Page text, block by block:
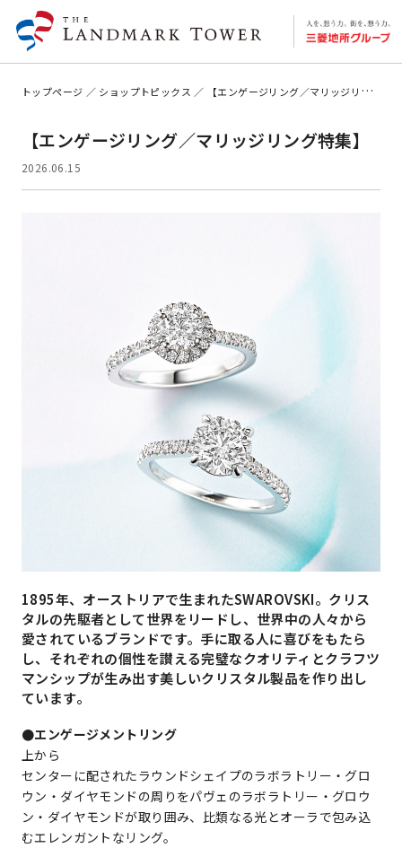
トップページ ショップトピックス 【エンゲージリング／マリッジリング特集】
【エンゲージリング／マリッジリング特集】
2026.06.15
1895年、オーストリアで生まれたSWAROVSKI。クリス
タルの先駆者として世界をリードし、世界中の人々から
愛されているブランドです。手に取る人に喜びをもたら
し、それぞれの個性を讃える完璧なクオリティとクラフツ
マンシップが生み出す美しいクリスタル製品を作り出し
ています。
●エンゲージメントリング
上から
センターに配されたラウンドシェイプのラボラトリー・グロ
ウン・ダイヤモンドの周りをパヴェのラボラトリー・グロウ
ン・ダイヤモンドが取り囲み、比類なる光とオーラで包み込
むエレンガントなリング。